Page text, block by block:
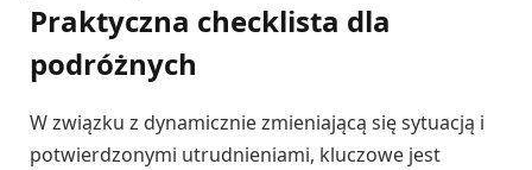
Praktyczna checklista dla
podróżnych
W związku z dynamicznie zmieniającą się sytuacją i
potwierdzonymi utrudnieniami, kluczowe jest